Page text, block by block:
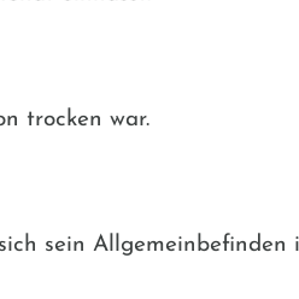
trocken war.
sein